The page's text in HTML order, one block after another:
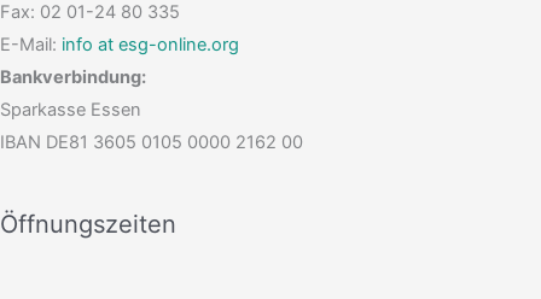
Fax: 02 01-24 80 335
E-Mail: info at esg-online.org
Bankverbindung:
Sparkasse Essen
IBAN DE81 3605 0105 0000 2162 00
Öffnungszeiten